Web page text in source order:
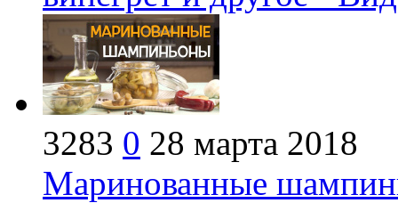
3283 0 28 марта 2018
Маринованные